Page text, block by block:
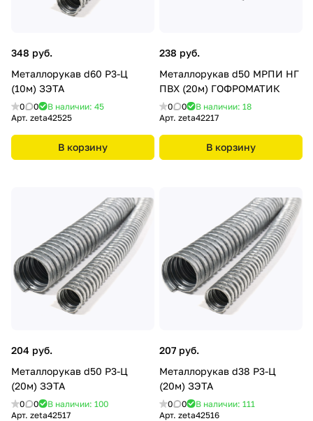
348 руб.
Металлорукав d60 Р3-Ц
(10м) ЗЭТА
0 0
В наличии: 45
Арт. zeta42525
В корзину
238 руб.
Металлорукав d50 МРПИ НГ
ПВХ (20м) ГОФРОМАТИК
0 0
В наличии: 18
Арт. zeta42217
В корзину
204 руб.
Металлорукав d50 Р3-Ц
(20м) ЗЭТА
0 0
В наличии: 100
Арт. zeta42517
207 руб.
Металлорукав d38 Р3-Ц
(20м) ЗЭТА
0 0
В наличии: 111
Арт. zeta42516